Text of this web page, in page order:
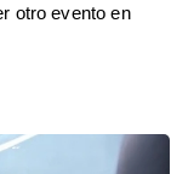
otro evento en